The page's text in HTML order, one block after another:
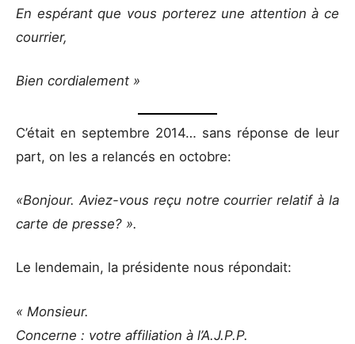
En espérant que vous porterez une attention à ce
courrier,
Bien cordialement »
C’était en septembre 2014… sans réponse de leur
part, on les a relancés en octobre:
«Bonjour. Aviez-vous reçu notre courrier relatif à la
carte de presse? ».
Le lendemain, la présidente nous répondait:
« Monsieur.
Concerne : votre affiliation à l’A.J.P.P.